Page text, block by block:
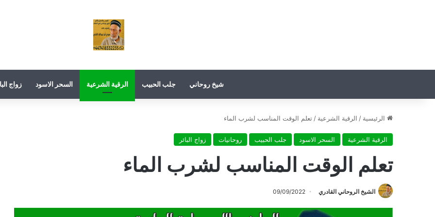
شيخ روحاني جلب الحبيب الرقية الشرعية السحر الاسود زواج
الرئيسية / الرقية الشرعية / تعلم الوقت المناسب لشرب الماء
الرقية الشرعية السحر الاسود جلب الحبيب روحانيات زواج البائر
تعلم الوقت المناسب لشرب الماء
الشيخ الروحاني القادري 09/09/2022